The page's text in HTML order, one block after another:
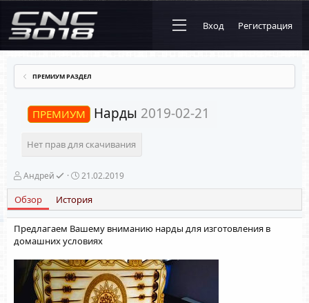
Вход Регистрация
ПРЕМИУМ РАЗДЕЛ
ПРЕМИУМ Нарды 2019-02-21
Нет прав для скачивания
А
в
т
о
р
Андрей
Д
а
т
а
с
о
з
а
н
и
я
21.02.2019
Обзор История
Предлагаем Вашему вниманию нарды для изготовления в
домашних условиях